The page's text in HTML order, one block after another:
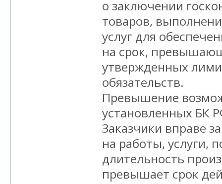
о заключении
товаров,
услуг для
на срок,
утвержденных
обязательств.
Превышение
установленных БК
Заказчики вправе
на работы, услуги,
длительность
превышает срок